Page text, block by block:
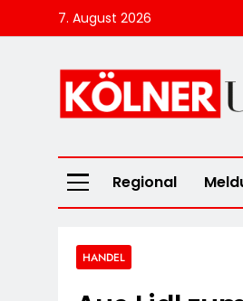
to
7. August 2026
Kölner
Regional
HANDEL